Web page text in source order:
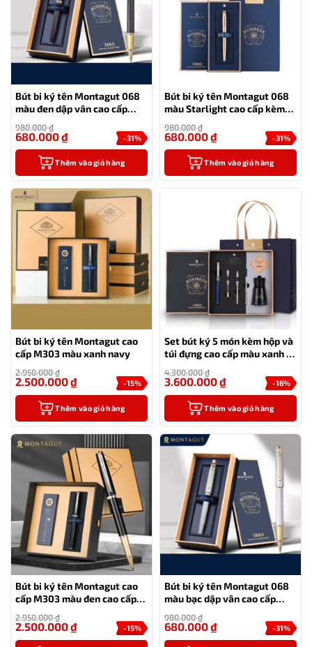
Bút bi ký tên Montagut 068
màu đen dập vân cao cấp
980.000₫
-31%
680.000₫
Thêm vào giỏ hàng
Bút bi ký tên Montagut 068
màu Starlight cao cấp kèm
980.000₫
-31%
680.000₫
Thêm vào giỏ hàng
Bút bi ký tên Montagut cao
cấp M303 màu xanh navy
2.950.000₫
-15%
2.500.000₫
Thêm vào giỏ hàng
Set bút ký 5 món kèm hộp và
túi đựng cao cấp màu xanh –
4.300.000₫
-16%
3.600.000₫
Thêm vào giỏ hàng
Bút bi ký tên Montagut cao
cấp M303 màu đen cao cấp
2.950.000₫
-15%
2.500.000₫
Bút bi ký tên Montagut 068
màu bạc dập vân cao cấp
980.000₫
-31%
680.000₫